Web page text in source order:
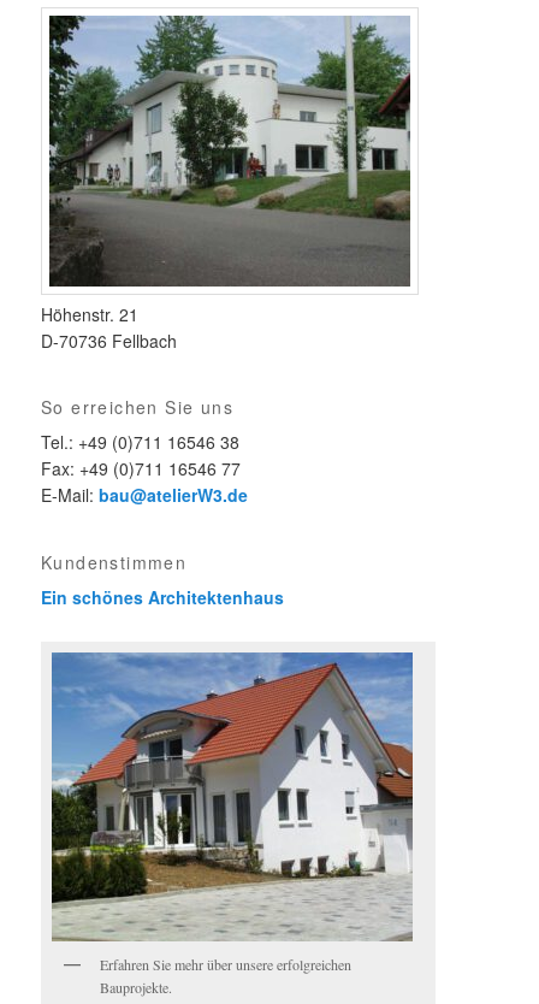
Höhenstr. 21
D-70736 Fellbach
So erreichen Sie uns
Tel.: +49 (0)711 16546 38
Fax: +49 (0)711 16546 77
E-Mail:bau@atelierW3.de
Kundenstimmen
Ein schönes Architektenhaus
Erfahren Sie mehr über unsere erfolgreichen
Bauprojekte.